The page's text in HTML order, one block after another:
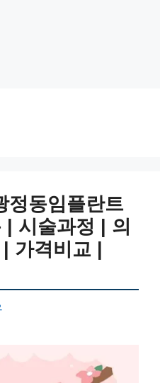
정동임플란트
시술과정 | 의
가격비교 |